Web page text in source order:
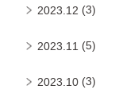
2023.12 (3)
2023.11 (5)
2023.10 (3)